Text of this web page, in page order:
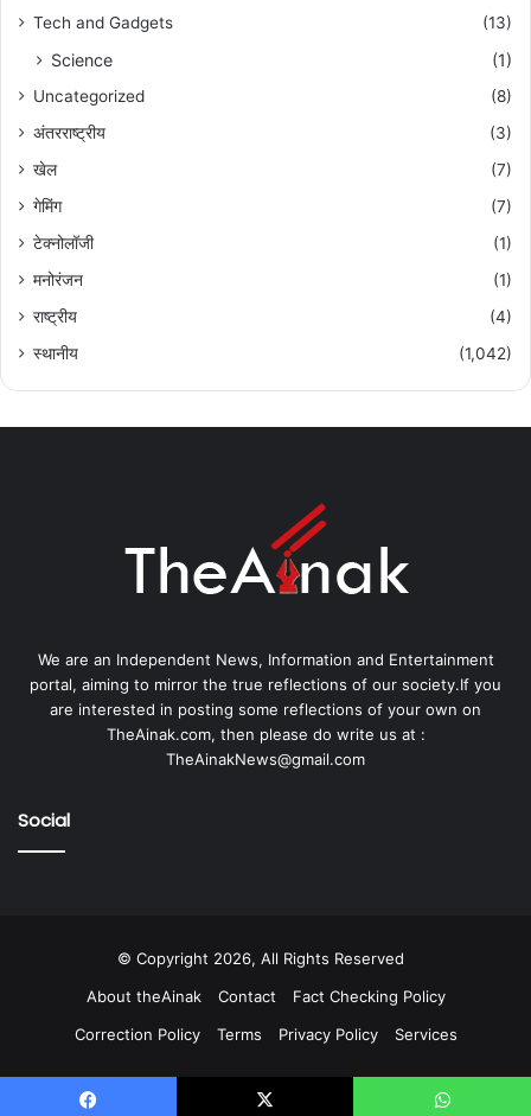
Tech and Gadgets
(13)
Science (1)
Uncategorized
(8)
अंतरराष्ट्रीय
(3)
खेल
(7)
गेमिंग
(7)
टेक्नोलॉजी
(1)
मनोरंजन
(1)
राष्ट्रीय
(4)
स्थानीय
(1,042)
We are an Independent News, Information and Entertainment
portal, aiming to mirror the true reflections of our society.If you
are interested in posting some reflections of your own on
TheAinak.com, then please do write us at :
TheAinakNews@gmail.com
Social
© Copyright 2026, All Rights Reserved
About theAinak
Contact
Fact Checking Policy
Correction Policy
Terms Privacy Policy Services